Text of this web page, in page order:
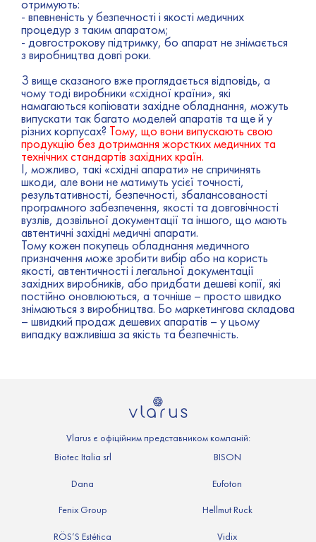
отримують:
- впевненість у безпечності і якості медичних
процедур з таким апаратом;
- довгострокову підтримку, бо апарат не знімається
з виробництва довгі роки.
З вище сказаного вже проглядається відповідь, а
чому тоді виробники «східної країни», які
намагаються копіювати західне обладнання, можуть
випускати так багато моделей апаратів та ще й у
різних корпусах? Тому, що вони випускають свою
продукцію без дотримання жорстких медичних та
технічних стандартів західних країн.
І, можливо, такі «східні апарати» не спричинять
шкоди, але вони не матимуть усієї точності,
результативності, безпечності, збалансованості
програмного забезпечення, якості та довговічності
вузлів, дозвільної документації та іншого, що мають
автентичні західні медичні апарати.
Тому кожен покупець обладнання медичного
призначення може зробити вибір або на користь
якості, автентичності і легальної документації
західних виробників, або придбати дешеві копії, які
постійно оновлюються, а точніше – просто швидко
знімаються з виробництва. Бо маркетингова складова
– швидкий продаж дешевих апаратів – у цьому
випадку важливіша за якість та безпечність.
Vlarus є офіційним представником компаній:
Biotec Italia srl
BISON
Dana Eufoton
Fenix Group Hellmut Ruck
RÖS’S Estética Vidix